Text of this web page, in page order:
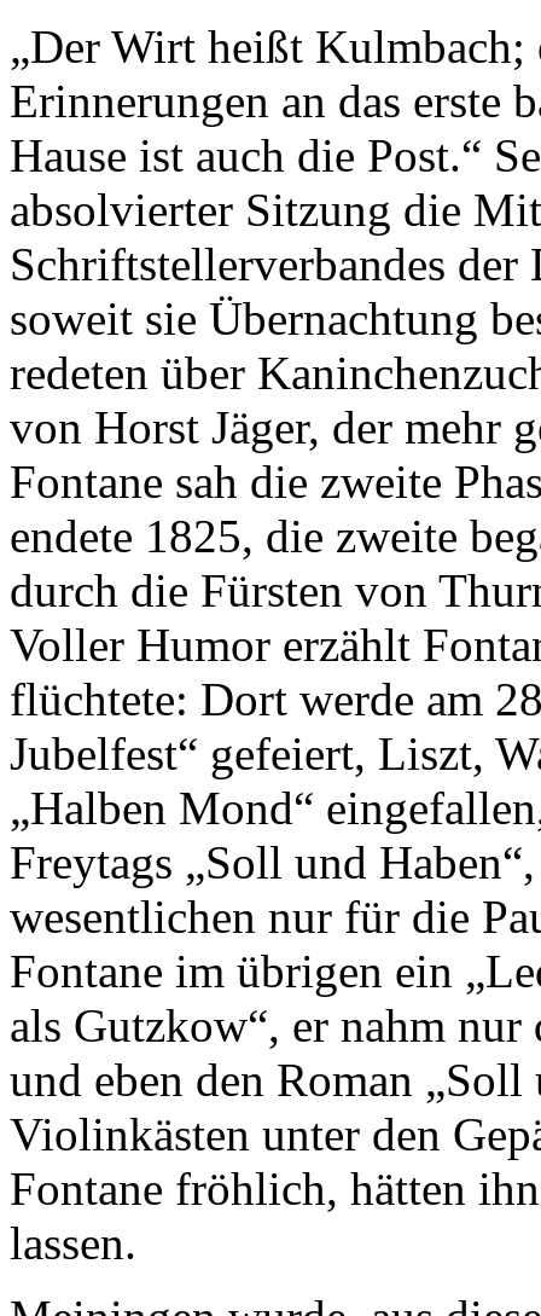
„Der Wirt heißt
Erinnerungen an das erste
Hause ist auch die Post.“
absolvierter Sitzung die
Schriftstellerverbandes
soweit sie Übernachtung
redeten über
von Horst Jäger, der mehr
Fontane sah die zweite
endete 1825, die zweite
durch die Fürsten von
Voller Humor erzählt
flüchtete: Dort werde am
Jubelfest“ gefeiert, Liszt,
„Halben Mond“
Freytags „Soll und
wesentlichen nur für die
Fontane im übrigen ein
als Gutzkow“, er nahm nur
und eben den Roman
Violinkästen unter den
Fontane fröhlich, hätten
lassen.